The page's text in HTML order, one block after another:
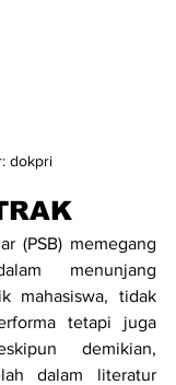
dokpri
(PSB) memegang
menunjang
mahasiswa, tidak
tetapi juga
demikian,
dalam literatur